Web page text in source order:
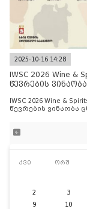
2025-10-16 14:28
IWSC 2026 Wine &
წევრების
IWSC 2026 Wine &
წევრების ვინაობა
კვი ორშ
2
3
9
10